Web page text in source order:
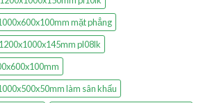
mặt phẳng
pl08lk
làm sân khấu